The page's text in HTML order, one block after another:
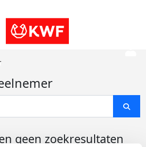
geen zoekresultaten